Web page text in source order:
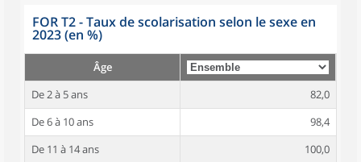
FOR T2 - Taux de scolarisation selon le sexe en
2023 (en %)
Âge
De 2 à 5 ans
82,0
De 6 à 10 ans
98,4
De 11 à 14 ans
100,0